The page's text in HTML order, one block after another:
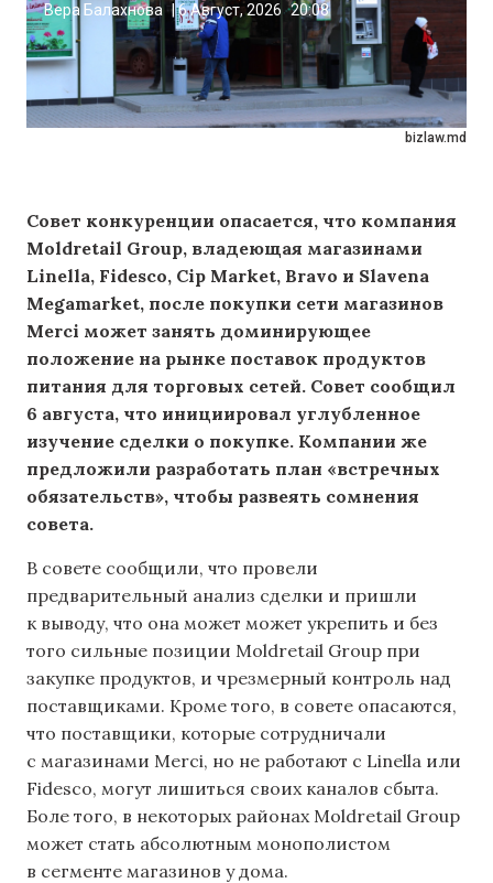
bizlaw.md
Вера Балахнова | 6 Август, 2026 20:08
Совет конкуренции опасается, что компания
Moldretail Group, владеющая магазинами
Linella, Fidesco, Cip Market, Bravo и Slavena
Megamarket, после покупки сети магазинов
Merci может занять доминирующее
положение на рынке поставок продуктов
питания для торговых сетей. Совет сообщил
6 августа, что инициировал углубленное
изучение сделки о покупке. Компании же
предложили разработать план «встречных
обязательств», чтобы развеять сомнения
совета.
В совете сообщили, что провели
предварительный анализ сделки и пришли
к выводу, что она может может укрепить и без
того сильные позиции Moldretail Group при
закупке продуктов, и чрезмерный контроль над
поставщиками. Кроме того, в совете опасаются,
что поставщики, которые сотрудничали
с магазинами Merci, но не работают с Linella или
Fidesco, могут лишиться своих каналов сбыта.
Боле того, в некоторых районах Moldretail Group
может стать абсолютным монополистом
в сегменте магазинов у дома.